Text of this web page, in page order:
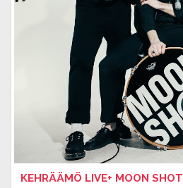
KEHRÄÄMÖ LIVE+ MOON SHOT